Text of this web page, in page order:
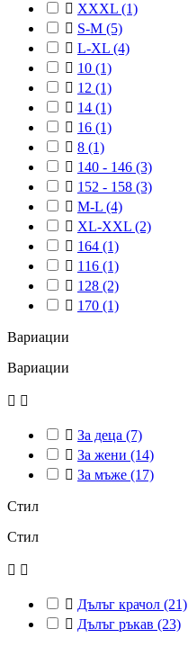
 XXXL (1)
 S-M (5)
 L-XL (4)
 10 (1)
 12 (1)
 14 (1)
 16 (1)
 8 (1)
 140 - 146 (3)
 152 - 158 (3)
 M-L (4)
 XL-XXL (2)
 164 (1)
 116 (1)
 128 (2)
 170 (1)
Вариации
Вариации
 
 За деца (7)
 За жени (14)
 За мъже (17)
Стил
Стил
 
 Дълъг крачол (21)
 Дълъг ръкав (23)